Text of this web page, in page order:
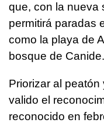
que, con la nueva
permitirá paradas
como la playa de
bosque de Canide.
Priorizar al
valido el
reconocido en